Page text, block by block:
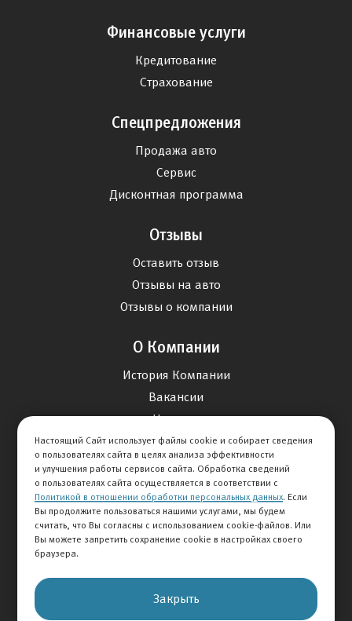
© 2026 АВТОМИР
Финансовые услуги
Кредитование
Страхование
Спецпредложения
Продажа авто
Сервис
Дисконтная программа
Отзывы
Оставить отзыв
Отзывы на авто
Отзывы о компании
О Компании
История Компании
Вакансии
Новости
Карта сайта
Контакты
+7 495 292-60-60
Настоящий Сайт использует файлы cookie и собирает сведения
о пользователях сайта в целях анализа эффективности
и улучшения работы сервисов сайта. Обработка сведений
о пользователях сайта осуществляется в соответствии с
Политикой в отношении обработки персональных данных. Если
Вы продолжите пользоваться нашими услугами, мы будем
считать, что Вы согласны с использованием cookie-файлов. Или
Вы можете запретить сохранение cookie в настройках своего
браузера.
Закрыть